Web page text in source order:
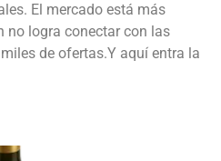
El mercado está más
no logra conectar con las
de ofertas.Y aquí entra la